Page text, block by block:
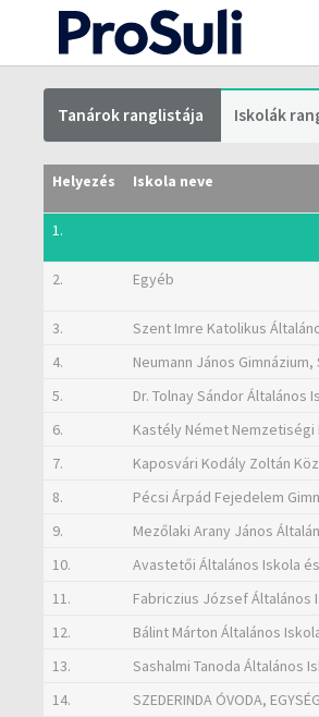
Tanárok ranglistája Iskolák
Helyezés Iskola neve
1.
2. Egyéb
3. Szent Imre Katolikus
4.
Neumann János
5.
Dr. Tolnay Sándor Általános
6.
Kastély Német
7.
Kaposvári Kodály Zoltán
8.
Pécsi Árpád Fejedelem
9.
Mezőlaki Arany János
10.
Avastetői Általános Iskola
11.
Fabriczius József Általános
12.
Bálint Márton Általános
13.
Sashalmi Tanoda Általános
14.
SZEDERINDA ÓVODA,